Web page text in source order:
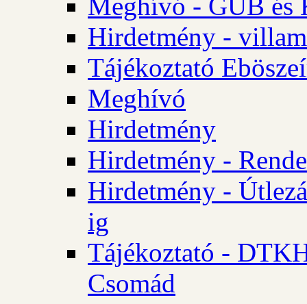
Meghívó - GÜB és
Hirdetmény -
Tájékoztató
Meghívó
Hirdetmény
Hirdetmény -
Hirdetmény -
ig
Tájékoztató -
Csomád